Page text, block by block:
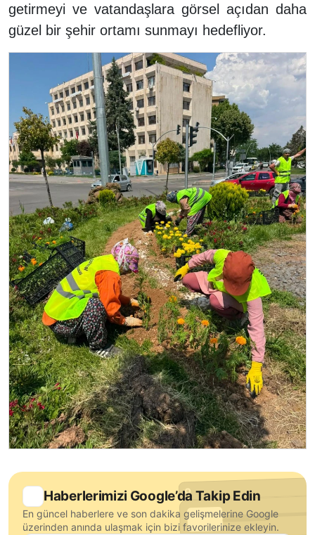
getirmeyi ve vatandaşlara görsel açıdan daha
güzel bir şehir ortamı sunmayı hedefliyor.
Haberlerimizi Google’da Takip Edin
En güncel haberlere ve son dakika gelişmelerine Google
üzerinden anında ulaşmak için bizi favorilerinize ekleyin.